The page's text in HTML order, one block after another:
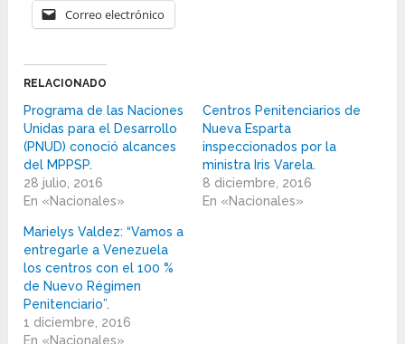
Correo electrónico
RELACIONADO
Programa de las Naciones
Unidas para el Desarrollo
(PNUD) conoció alcances
del MPPSP.
28 julio, 2016
En «Nacionales»
Centros Penitenciarios de
Nueva Esparta
inspeccionados por la
ministra Iris Varela.
8 diciembre, 2016
En «Nacionales»
Marielys Valdez: “Vamos a
entregarle a Venezuela
los centros con el 100 %
de Nuevo Régimen
Penitenciario”.
1 diciembre, 2016
En «Nacionales»